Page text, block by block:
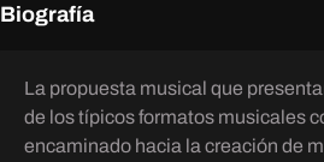
Biografía
La propuesta musical que
de los típicos formatos musicales
encaminado hacia la creación de